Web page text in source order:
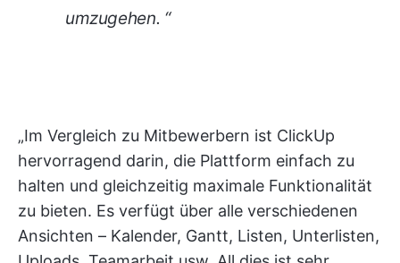
umzugehen. “
„Im Vergleich zu Mitbewerbern ist ClickUp
hervorragend darin, die Plattform einfach zu
halten und gleichzeitig maximale Funktionalität
zu bieten. Es verfügt über alle verschiedenen
Ansichten – Kalender, Gantt, Listen, Unterlisten,